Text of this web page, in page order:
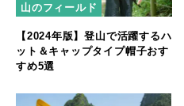
山のフィールド
【2024年版】登山で活躍するハ
ット＆キャップタイプ帽子おす
すめ5選